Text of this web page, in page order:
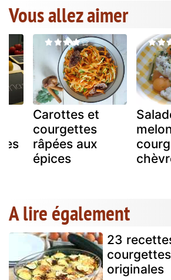
Vous allez aimer
Carottes et
courgettes
râpées aux
épices
A lire également
23
originales